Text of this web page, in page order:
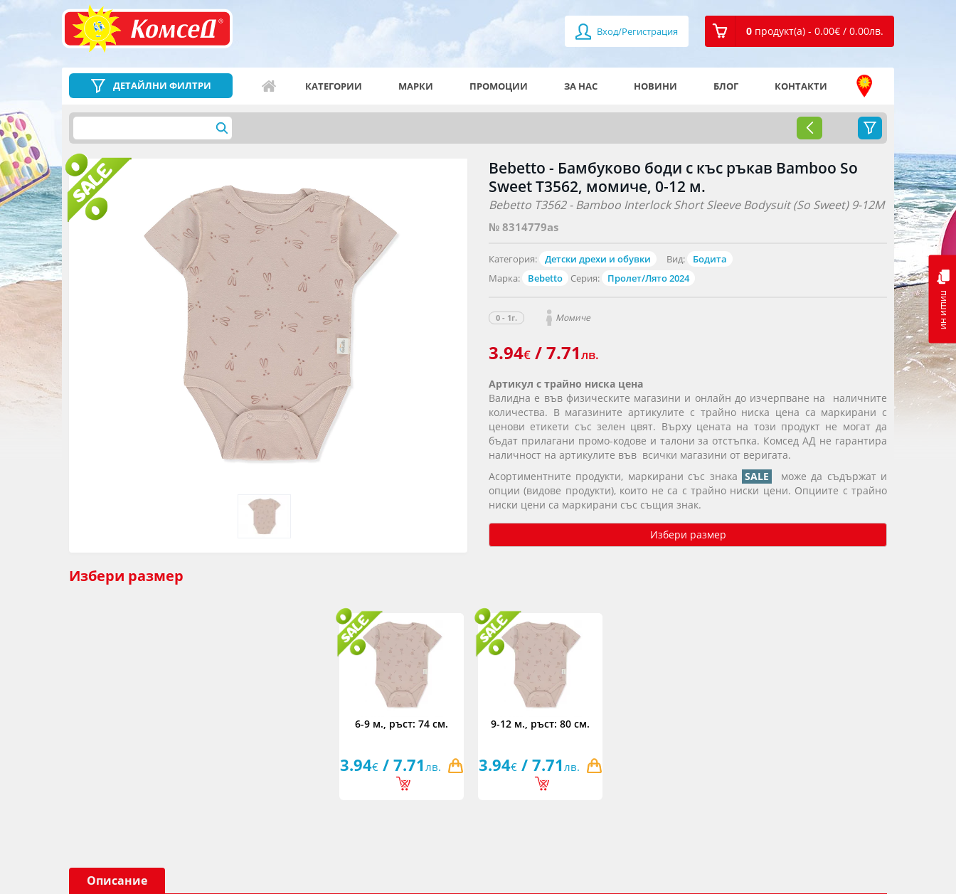
Вход/Регистрация 0 продукт(а) - 0.00€ / 0.00лв.
пиши ни
ДЕТАЙЛНИ ФИЛТРИ КАТЕГОРИИ МАРКИ ПРОМОЦИИ ЗА НАС НОВИНИ БЛОГ КОНТАКТИ
Bebetto - Бамбуково боди с къс ръкав Bamboo So
Sweet T3562, момиче, 0-12 м.
Bebetto T3562 - Bamboo Interlock Short Sleeve Bodysuit (So Sweet) 9-12M
№ 8314779as
Категория: Детски дрехи и обувки Вид:
Бодита
Марка:
Bebetto Серия: Пролет/Лято 2024
0 - 1г. Момиче
3.94€ / 7.71лв.
Артикул с трайно ниска цена
Валидна е във физическите магазини и онлайн до изчерпване на наличните
количества. В магазините артикулите с трайно ниска цена са маркирани с
ценови етикети със зелен цвят. Върху цената на този продукт не могат да
бъдат прилагани промо-кодове и талони за отстъпка. Комсед АД не гарантира
наличност на артикулите във всички магазини от веригата.
Асортиментните продукти, маркирани със знака SALE
може да съдържат и
опции (видове продукти), които не са с трайно ниски цени. Опциите с трайно
ниски цени са маркирани със същия знак.
Избери размер
Избери размер
6-9 м., ръст: 74 см.
3.94€ / 7.71 лв.
9-12 м., ръст: 80 см.
3.94€ / 7.71 лв.
Описание